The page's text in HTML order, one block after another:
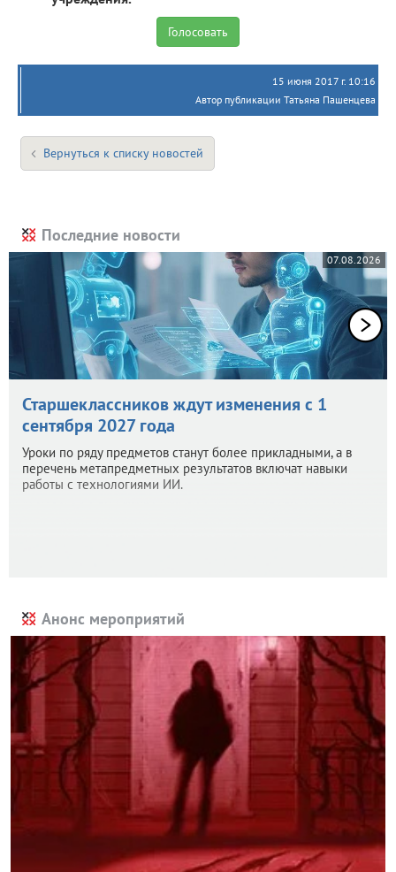
15 июня 2017 г. 10:16
Автор публикации Татьяна Пашенцева
Вернуться к списку новостей
Последние новости
07.08.2026
Старшеклассников ждут изменения с 1
сентября 2027 года
Уроки по ряду предметов станут более прикладными, а в
перечень метапредметных результатов включат навыки
работы с технологиями ИИ.
Анонс мероприятий